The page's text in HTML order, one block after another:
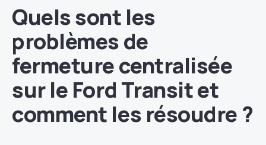
Quels sont les
problèmes de
fermeture centralisée
sur le Ford Transit et
comment les résoudre ?